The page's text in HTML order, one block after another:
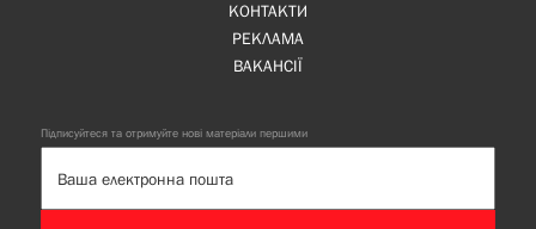
КОНТАКТИ
РЕКЛАМА
ВАКАНСІЇ
Підписуйтеся та отримуйте нові матеріали першими